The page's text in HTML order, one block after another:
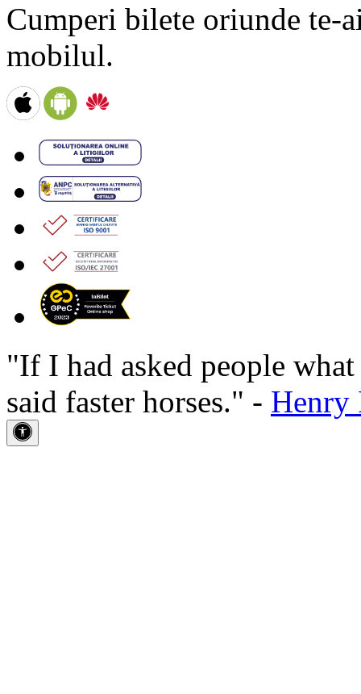
Cumperi bilete oriunde te-
mobilul.
"If I had asked people
said faster horses." - Henry